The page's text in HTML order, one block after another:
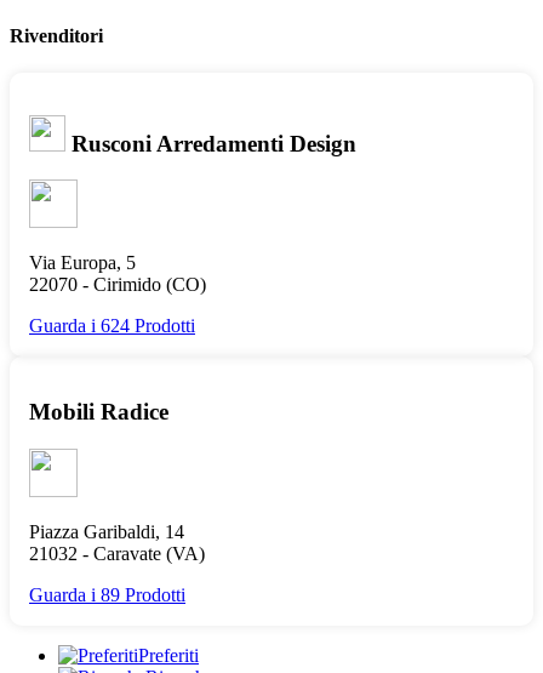
Rivenditori
Rusconi Arredamenti Design
Via Europa, 5
22070 - Cirimido (CO)
Guarda i 624 Prodotti
Mobili Radice
Piazza Garibaldi, 14
21032 - Caravate (VA)
Guarda i 89 Prodotti
Preferiti